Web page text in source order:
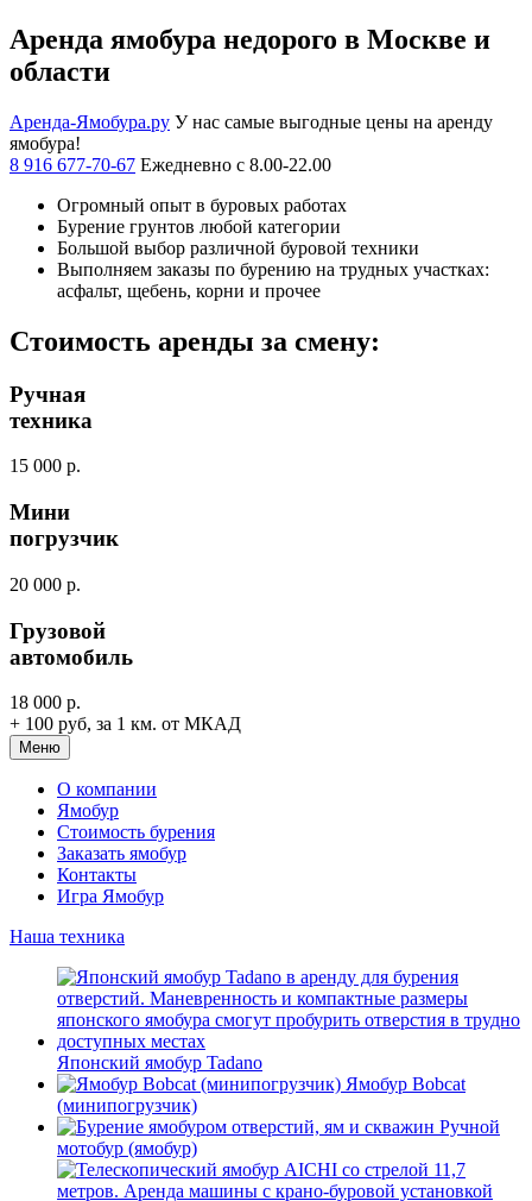
Аренда ямобура недорого в Москве и
области
Аренда-Ямобура.ру У нас самые выгодные цены на аренду
ямобура!
8 916 677-70-67 Ежедневно с 8.00-22.00
Огромный опыт в буровых работах
Бурение грунтов любой категории
Большой выбор различной буровой техники
Выполняем заказы по бурению на трудных участках:
асфальт, щебень, корни и прочее
Стоимость аренды за смену:
Ручная
техника
15 000 р.
Мини
погрузчик
20 000 р.
Грузовой
автомобиль
18 000 р.
+ 100 руб, за 1 км. от МКАД
Меню
О компании
Ямобур
Стоимость бурения
Заказать ямобур
Контакты
Игра Ямобур
Наша техника
Японский ямобур Tadano
Ямобур Bobcat
(минипогрузчик)
Ручной
мотобур (ямобур)